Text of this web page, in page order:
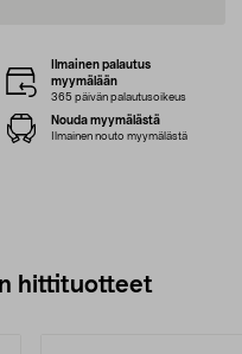
Ilmainen palautus
myymälään
365 päivän palautusoikeus
Nouda myymälästä
Ilmainen nouto myymälästä
hittituotteet